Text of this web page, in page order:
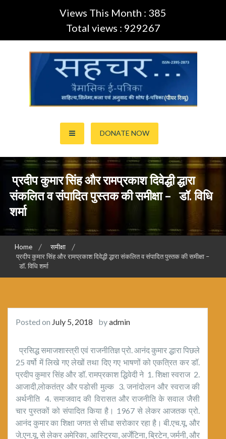
Views This Month : 385
Total views : 929267
सहचर ई-पत्रिका… (ISSN:2395-
2873)
DONATE NOW
प्रदीप कुमार सिंह और रामप्रकाश दिवेद्धी द्धारा
संकलित व संंपादित पुस्तक की समीक्षा – डॉ. विधि
शर्मा
Home
समीक्षा
प्रदीप कुमार सिंह और रामप्रकाश दिवेद्धी द्धारा संकलित व संंपादित पुस्तक की समीक्षा –
डॉ. विधि शर्मा
Posted on July 5, 2018 byadmin
प्रसिद्ध समाजशास्त्री एवं राजनीतिज्ञ प्रो. आनंद कुमार द्धारा पिछले
25 वर्षो में लिखे गए लेखों तथा दिए गए भाषणों को एकत्रित कर डॉ.
प्रदीप कुमार सिंह और डॉ. रामप्रकाश द्धिवेदी ने 1. शिक्षा स्वराज 2.
आजादी,लोकतंत्र और पडोसी मुल्क 3. जनांदोलन और स्वराज की
अर्थनीति 4. समाजवाद की विरासत और राजनीति के सवाल जैसी
चार पुस्तकों को संपादित किया है। 1967 से लेकर आजतक प्रो.
आनंद कुमार का शिक्षा जगत से सीधा सरोकार रहा है। बी.एच.यू. और
जे.एन.यू. से लेकर अमेरिका, आस्ट्रिया, अर्जेंटिना, ब्रिटेन, जर्मनी, और